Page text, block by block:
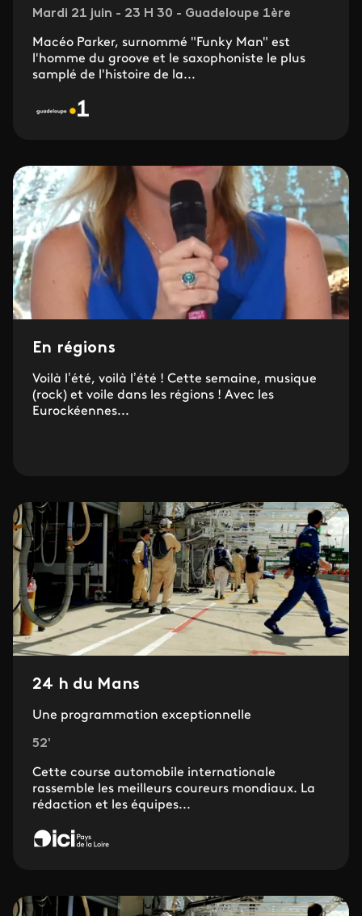
Mardi 21 juin - 23 H 30 - Guadeloupe 1ère
Macéo Parker, surnommé "Funky Man" est
l'homme du groove et le saxophoniste le plus
samplé de l'histoire de la...
En régions
Voilà l’été, voilà l’été ! Cette semaine, musique
(rock) et voile dans les régions ! Avec les
Eurockéennes...
24 h du Mans
Une programmation exceptionnelle
52'
Cette course automobile internationale
rassemble les meilleurs coureurs mondiaux. La
rédaction et les équipes...